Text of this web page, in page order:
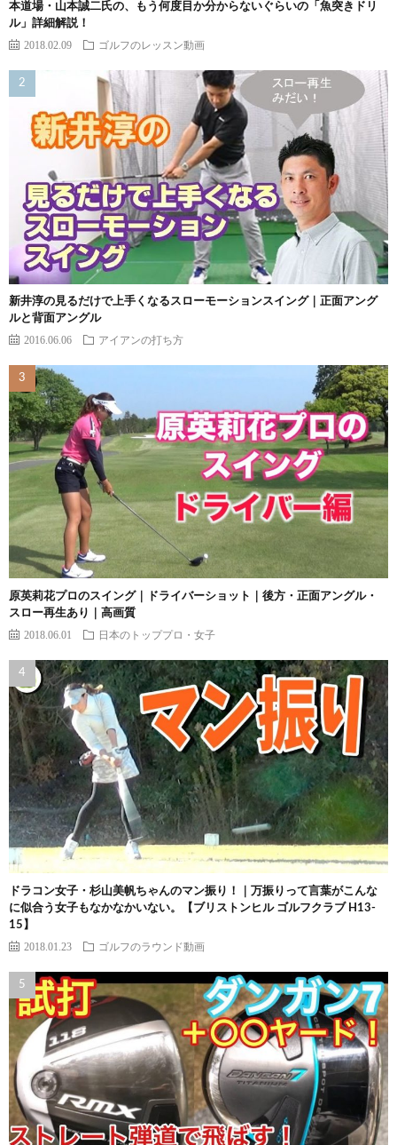
本道場・山本誠二氏の、もう何度目か分からないぐらいの「魚突きドリ
ル」詳細解説！
2018.02.09 ゴルフのレッスン動画
新井淳の見るだけで上手くなるスローモーションスイング｜正面アング
ルと背面アングル
2016.06.06 アイアンの打ち方
原英莉花プロのスイング｜ドライバーショット｜後方・正面アングル・
スロー再生あり｜高画質
2018.06.01 日本のトッププロ・女子
ドラコン女子・杉山美帆ちゃんのマン振り！｜万振りって言葉がこんな
に似合う女子もなかなかいない。【ブリストンヒル ゴルフクラブ H13-
15】
2018.01.23 ゴルフのラウンド動画